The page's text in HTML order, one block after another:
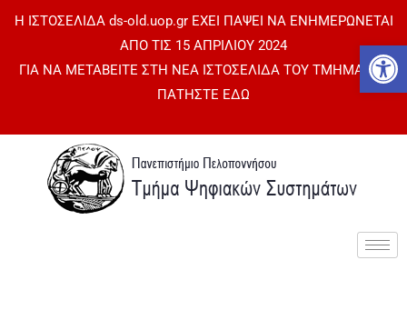
Η ΙΣΤΟΣΕΛΙΔΑ ds-old.uop.gr ΕΧΕΙ ΠΑΨΕΙ ΝΑ ΕΝΗΜΕΡΩΝΕΤΑΙ
ΑΠΟ ΤΙΣ 15 ΑΠΡΙΛΙΟΥ 2024
ΓΙΑ ΝΑ ΜΕΤΑΒΕΙΤΕ ΣΤΗ ΝΕΑ ΙΣΤΟΣΕΛΙΔΑ ΤΟΥ ΤΜΗΜΑΤΟΣ
ΠΑΤΗΣΤΕ ΕΔΩ